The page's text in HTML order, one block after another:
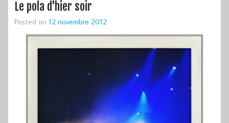
Le pola d'hier soir
Posted on 12 novembre 2012